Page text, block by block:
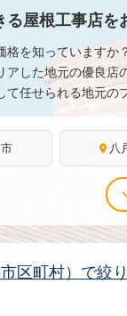
屋根工事店を
格を知っていますか
した地元の優良店
任せられる地元の
八
区町村）で絞